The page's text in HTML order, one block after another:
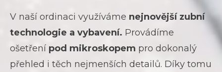
V naší ordinaci využíváme nejnovější zubní
technologie a vybavení. Provádíme
ošetření pod mikroskopem pro dokonalý
přehled i těch nejmenších detailů. Díky tomu